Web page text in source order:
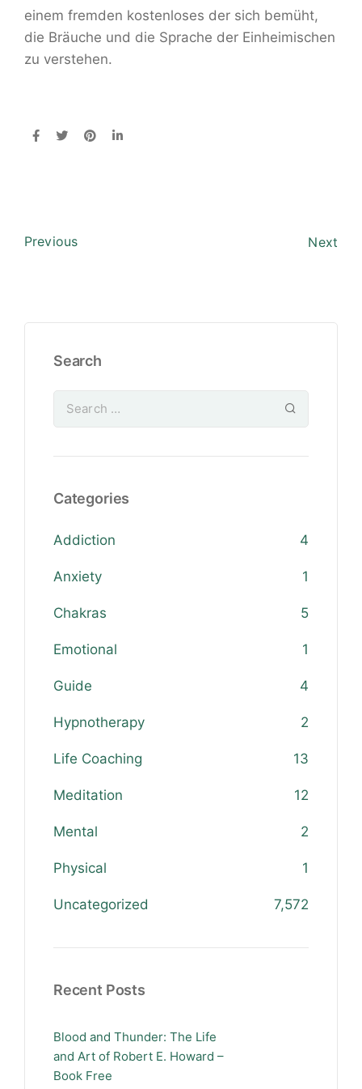
einem fremden kostenloses der sich bemüht,
die Bräuche und die Sprache der Einheimischen
zu verstehen.
Previous Next
Search
Categories
Addiction 4
Anxiety 1
Chakras 5
Emotional 1
Guide 4
Hypnotherapy 2
Life Coaching 13
Meditation 12
Mental 2
Physical 1
Uncategorized 7,572
Recent Posts
Blood and Thunder: The Life
and Art of Robert E. Howard –
Book Free